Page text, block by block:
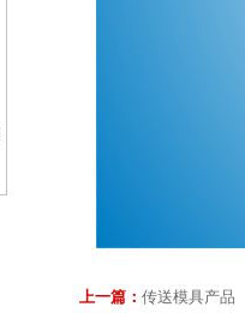
上一篇： 传送模具产品